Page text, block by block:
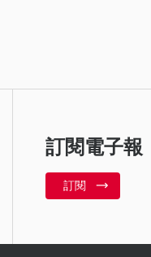
訂閱電子報
訂閱